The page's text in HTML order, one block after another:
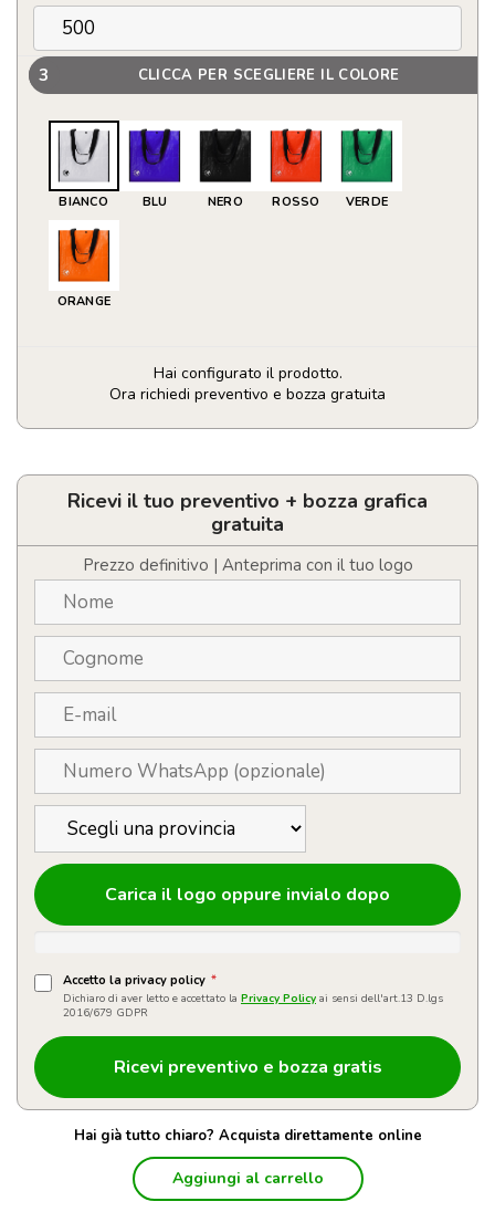
3 CLICCA PER SCEGLIERE IL COLORE
BIANCO BLU NERO ROSSO VERDE
ORANGE
Hai configurato il prodotto.
Ora richiedi preventivo e bozza gratuita
Borsa
quantità
Ricevi il tuo preventivo + bozza grafica
gratuita
Prezzo definitivo | Anteprima con il tuo logo
Carica il logo oppure invialo dopo
Accetto la privacy policy *
Dichiaro di aver letto e accettato la Privacy Policy ai sensi dell'art.13 D.lgs
2016/679 GDPR
Hai già tutto chiaro? Acquista direttamente online
Aggiungi al carrello